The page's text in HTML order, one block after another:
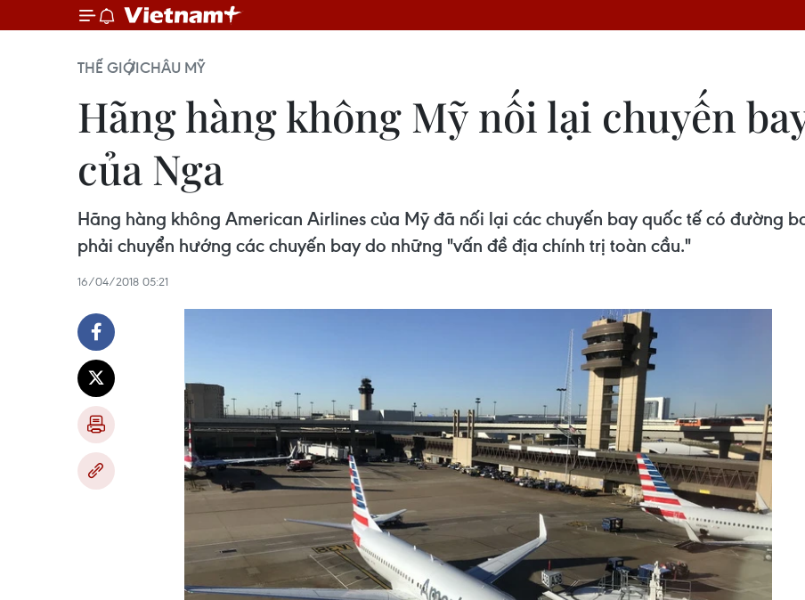
THẾ GIỚICHÂU MỸ
Hãng hàng không Mỹ nối lại chuyến
của Nga
Hãng hàng không American Airlines của Mỹ đã nối lại các chuyến bay quốc tế có đường
phải chuyển hướng các chuyến bay do những "vấn đề địa chính trị toàn cầu."
16/04/2018 05:21